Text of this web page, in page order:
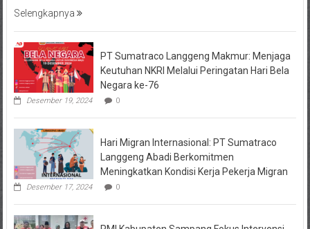
Selengkapnya
PT Sumatraco Langgeng Makmur: Menjaga
Keutuhan NKRI Melalui Peringatan Hari Bela
Negara ke-76
Desember 19, 2024 0
Hari Migran Internasional: PT Sumatraco
Langgeng Abadi Berkomitmen
Meningkatkan Kondisi Kerja Pekerja Migran
Desember 17, 2024 0